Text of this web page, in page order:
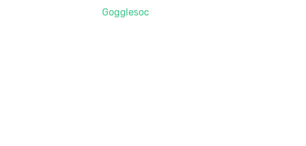
Gogglesoc